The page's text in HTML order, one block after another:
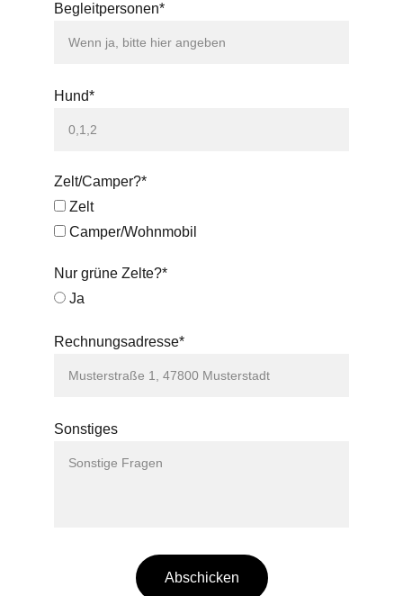
Begleitpersonen*
Hund*
Zelt/Camper?*
Zelt
Camper/Wohnmobil
Nur grüne Zelte?*
Ja
Rechnungsadresse*
Sonstiges
Abschicken